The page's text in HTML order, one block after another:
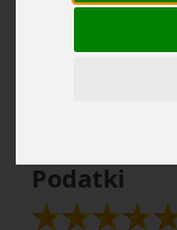
Podatki